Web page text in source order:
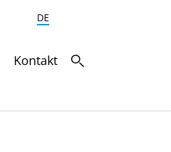
DE
Kontakt